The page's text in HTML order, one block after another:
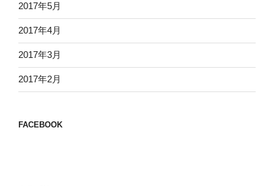
2017年5月
2017年4月
2017年3月
2017年2月
FACEBOOK